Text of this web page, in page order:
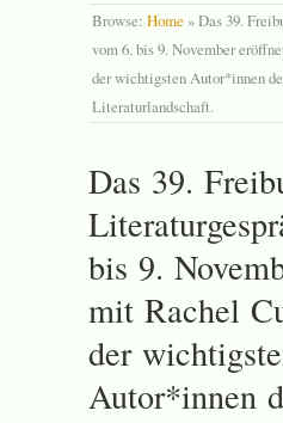
Browse: Home »Das 39.
vom 6. bis 9. November
der wichtigsten Autor*innen
Literaturlandschaft.
Das 39.
bis 9.
mit Rachel
der
Autor*innen